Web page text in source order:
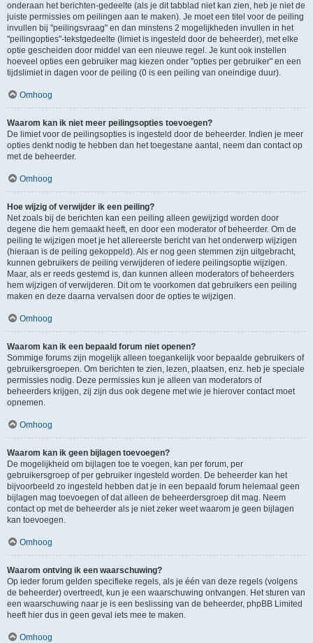
onderaan het berichten-gedeelte (als je dit tabblad niet kan zien, heb je niet de
juiste permissies om peilingen aan te maken). Je moet een titel voor de peiling
invullen bij "peilingsvraag" en dan minstens 2 mogelijkheden invullen in het
"peilingopties"-tekstgedeelte (limiet is ingesteld door de beheerder), met elke
optie gescheiden door middel van een nieuwe regel. Je kunt ook instellen
hoeveel opties een gebruiker mag kiezen onder "opties per gebruiker" en een
tijdslimiet in dagen voor de peiling (0 is een peiling van oneindige duur).
Omhoog
Waarom kan ik niet meer peilingsopties toevoegen?
De limiet voor de peilingsopties is ingesteld door de beheerder. Indien je meer
opties denkt nodig te hebben dan het toegestane aantal, neem dan contact op
met de beheerder.
Omhoog
Hoe wijzig of verwijder ik een peiling?
Net zoals bij de berichten kan een peiling alleen gewijzigd worden door
degene die hem gemaakt heeft, en door een moderator of beheerder. Om de
peiling te wijzigen moet je het allereerste bericht van het onderwerp wijzigen
(hieraan is de peiling gekoppeld). Als er nog geen stemmen zijn uitgebracht,
kunnen gebruikers de peiling verwijderen of iedere peilingsoptie wijzigen.
Maar, als er reeds gestemd is, dan kunnen alleen moderators of beheerders
hem wijzigen of verwijderen. Dit om te voorkomen dat gebruikers een peiling
maken en deze daarna vervalsen door de opties te wijzigen.
Omhoog
Waarom kan ik een bepaald forum niet openen?
Sommige forums zijn mogelijk alleen toegankelijk voor bepaalde gebruikers of
gebruikersgroepen. Om berichten te zien, lezen, plaatsen, enz. heb je speciale
permissies nodig. Deze permissies kun je alleen van moderators of
beheerders krijgen, zij zijn dus ook degene met wie je hierover contact moet
opnemen.
Omhoog
Waarom kan ik geen bijlagen toevoegen?
De mogelijkheid om bijlagen toe te voegen, kan per forum, per
gebruikersgroep of per gebruiker ingesteld worden. De beheerder kan het
bijvoorbeeld zo ingesteld hebben dat je in een bepaald forum helemaal geen
bijlagen mag toevoegen of dat alleen de beheerdersgroep dit mag. Neem
contact op met de beheerder als je niet zeker weet waarom je geen bijlagen
kan toevoegen.
Omhoog
Waarom ontving ik een waarschuwing?
Op ieder forum gelden specifieke regels, als je één van deze regels (volgens
de beheerder) overtreedt, kun je een waarschuwing ontvangen. Het sturen van
een waarschuwing naar je is een beslissing van de beheerder, phpBB Limited
heeft hier dus in geen geval iets mee te maken.
Omhoog